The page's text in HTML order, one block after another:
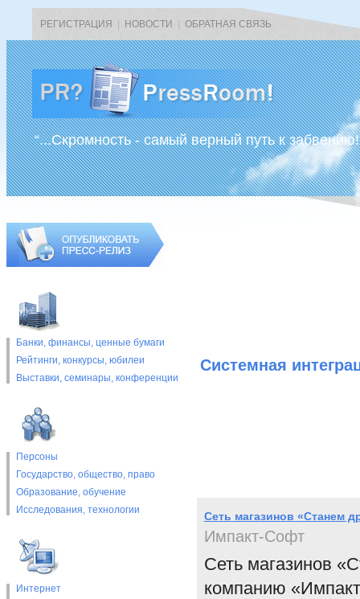
РЕГИСТРАЦИЯ НОВОСТИ ОБРАТНАЯ СВЯЗЬ
“...Скромность - самый верный путь к
Банки, финансы, ценные бумаги
Рейтинги, конкурсы, юбилеи
Выставки, cеминары, конференции
Персоны
Государство, общество, право
Образование, обучение
Исследования, технологии
Интернет
Системная
Сеть магазинов «Станем
Импакт-Софт
Сеть магазинов
компанию